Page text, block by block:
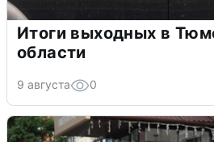
Итоги выходных в
области
9 августа 0